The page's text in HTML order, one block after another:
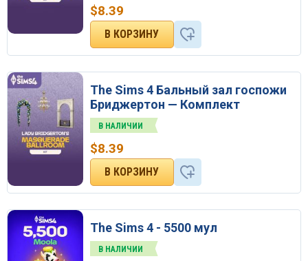
$8.39
The Sims 4 Бальный зал госпожи
Бриджертон — Комплект
В НАЛИЧИИ
$8.39
The Sims 4 - 5500 мул
В НАЛИЧИИ